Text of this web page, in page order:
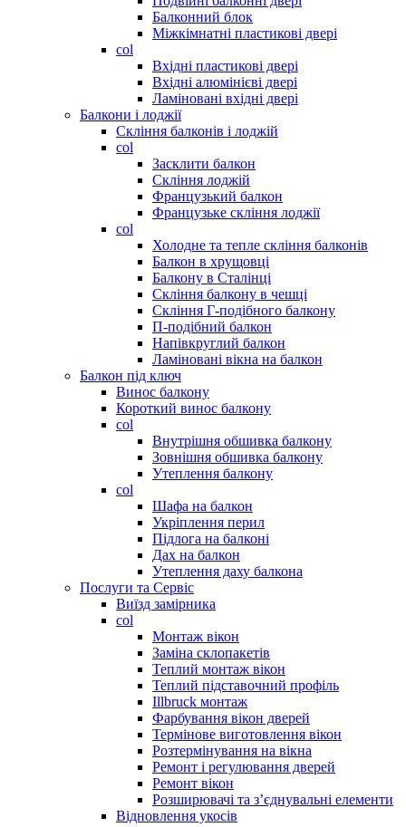
Балконний блок
Міжкімнатні пластикові двері
col
Вхідні пластикові двері
Вхідні алюмінієві двері
Ламіновані вхідні двері
Балкони і лоджії
Скління балконів і лоджій
col
Засклити балкон
Скління лоджій
Французький балкон
Французьке скління лоджії
col
Холодне та тепле скління балконів
Балкон в хрущовці
Балкону в Сталінці
Скління балкону в чешці
Скління Г-подібного балкону
П-подібний балкон
Напівкруглий балкон
Ламіновані вікна на балкон
Балкон під ключ
Винос балкону
Короткий винос балкону
col
Внутрішня обшивка балкону
Зовнішня обшивка балкону
Утеплення балкону
col
Шафа на балкон
Укріплення перил
Підлога на балконі
Дах на балкон
Утеплення даху балкона
Послуги та Сервіс
Виїзд замірника
col
Монтаж вікон
Заміна склопакетів
Теплий монтаж вікон
Теплий підставочний профіль
Illbruck монтаж
Фарбування вікон дверей
Термінове виготовлення вікон
Розтермінування на вікна
Ремонт і регулювання дверей
Ремонт вікон
Розширювачі та з’єднувальні елементи
Відновлення укосів